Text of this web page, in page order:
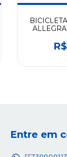
Entre em